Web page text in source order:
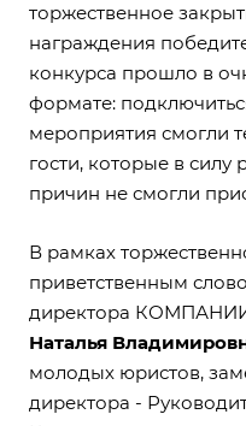
торжественное
награждения
конкурса прошло в
формате:
мероприятия смогли
гости, которые в силу
причин не смогли
В рамках
приветственным
директора
Наталья
молодых юристов,
директора -